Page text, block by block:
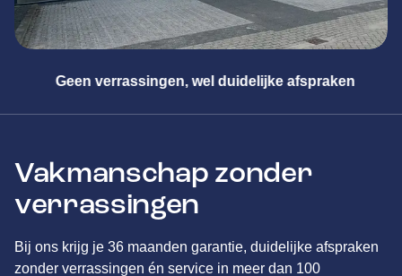
afspraken Meester in alle
Vakmanschap zonder
verrassingen
Bij ons krijg je 36 maanden garantie, duidelijke afspraken
zonder verrassingen én service in meer dan 100